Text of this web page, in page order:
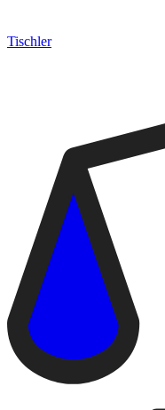
Tischler